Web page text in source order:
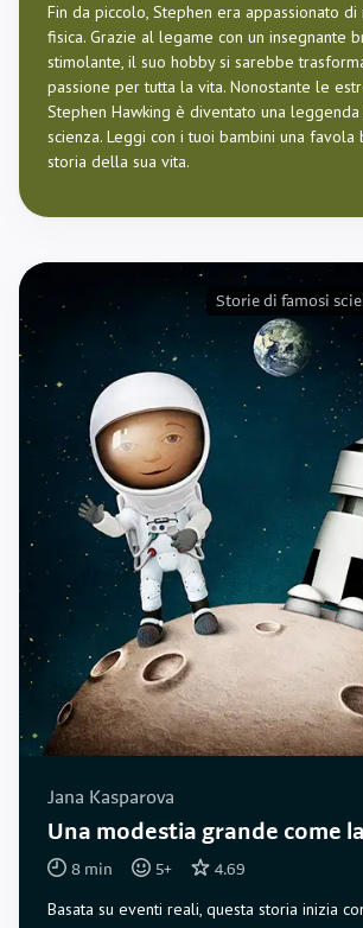
Fin da piccolo, Stephen era appassionato di
fisica. Grazie al legame con un insegnante
stimolante, il suo hobby si sarebbe
passione per tutta la vita. Nonostante le
Stephen Hawking è diventato una
scienza. Leggi con i tuoi bambini una favola
storia della sua vita.
Jana Kasparova
Una modestia grande come
8 min 5+ 4.69
Basata su eventi reali, questa storia inizia
Storie di famosi